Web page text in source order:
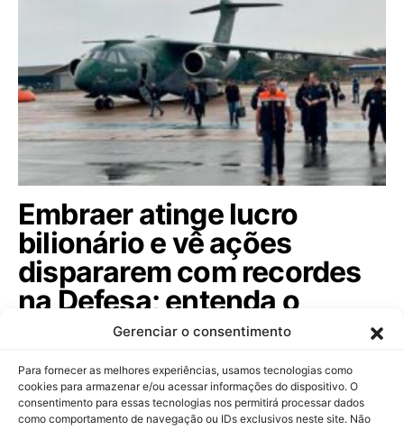
Gerenciar o consentimento
Para fornecer as melhores experiências, usamos tecnologias como
cookies para armazenar e/ou acessar informações do dispositivo. O
consentimento para essas tecnologias nos permitirá processar dados
como comportamento de navegação ou IDs exclusivos neste site. Não
Embraer atinge lucro
bilionário e vê ações
dispararem com recordes
na Defesa; entenda o
sucesso
Com o cargueiro KC-390 em alta e foco no mercado
internacional, a gigante brasileira…